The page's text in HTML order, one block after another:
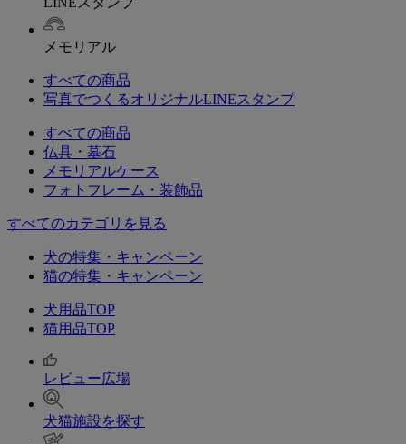
メモリアル
すべての商品
写真でつくるオリジナルLINEスタンプ
すべての商品
仏具・墓石
メモリアルケース
フォトフレーム・装飾品
すべてのカテゴリを見る
犬の特集・キャンペーン
猫の特集・キャンペーン
犬用品TOP
猫用品TOP
レビュー広場
犬猫施設を探す